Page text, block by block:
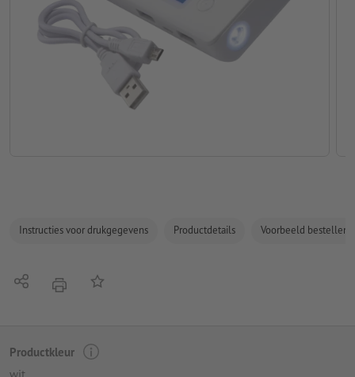
Instructies voor drukgegevens Productdetails Voorbeeld bestellen
Delen afdrukkenOp de lijst
Productkleur